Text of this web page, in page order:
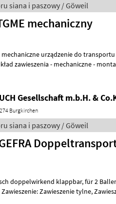
siana i paszowy / Göweil
mechaniczny
mechaniczne urządzenie do transportu
zawieszenia - mechaniczne -
Gesellschaft m.b.H. &
Burgkirchen
siana i paszowy / Göweil
doppelwirkend klappbar, für 2
Zawieszenie tylne,